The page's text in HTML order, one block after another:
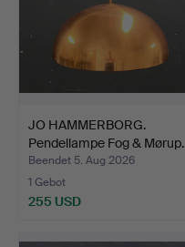
JO HAMMERBORG.
Pendellampe Fog & Mørup.
Beendet 5. Aug 2026
1 Gebot
255 USD